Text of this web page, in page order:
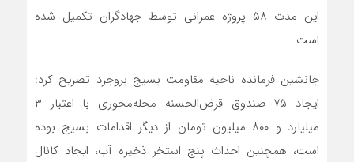
این مدت ۵۸ پروژه عمرانی توسط جهادگران تکمیل شده
است.
جانشین فرمانده ناحیه مقاومت بسیج بروجرد تصریح کرد:
ایجاد ۷۵ صندوق قرض‌الحسنه محله‌محوری با اعتبار ۳
میلیارد و ۸۰۰ میلیون تومان از دیگر اقدامات بسیج بوده
است، همچنین احداث پنج استخر ذخیره آب، ایجاد کانال